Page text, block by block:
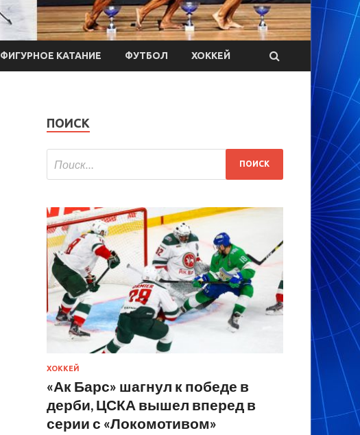
ФИГУРНОЕ КАТАНИЕ ФУТБОЛ ХОККЕЙ
ПОИСК
ХОККЕЙ
«Ак Барс» шагнул к победе в
дерби, ЦСКА вышел вперед в
серии с «Локомотивом»